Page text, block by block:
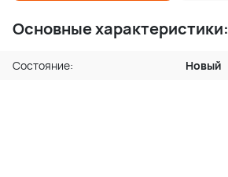
Основные характеристики:
Состояние: Новый